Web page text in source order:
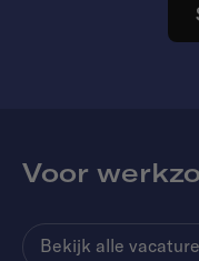
Voor
Bekijk alle